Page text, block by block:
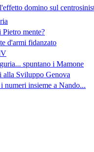
domino sul
mente?
d'armi fidanzato
spuntano i Mamone
alla Sviluppo Genova
numeri insieme a Nando...